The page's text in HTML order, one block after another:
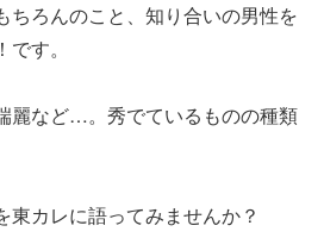
ちろんのこと、知り合いの男性を
す。
麗など…。秀でているものの種類
東カレに語ってみませんか？